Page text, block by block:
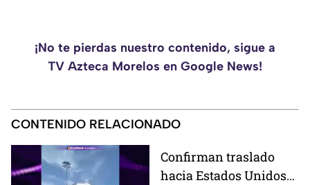
¡No te pierdas nuestro contenido, sigue a
TV Azteca Morelos en Google News!
CONTENIDO RELACIONADO
Confirman traslado
hacia Estados Unidos